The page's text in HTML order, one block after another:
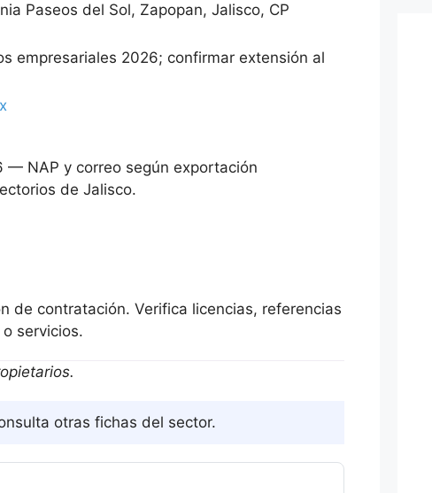
Paseos del Sol, Zapopan, Jalisco, CP
empresariales 2026; confirmar extensión al
— NAP y correo según exportación
de Jalisco.
de contratación. Verifica licencias, referencias
servicios.
otras fichas del sector.